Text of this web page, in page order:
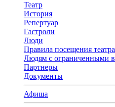
Театр
История
Репертуар
Гастроли
Люди
Правила посещения театра
Людям с ограниченными
Партнеры
Документы
Афиша